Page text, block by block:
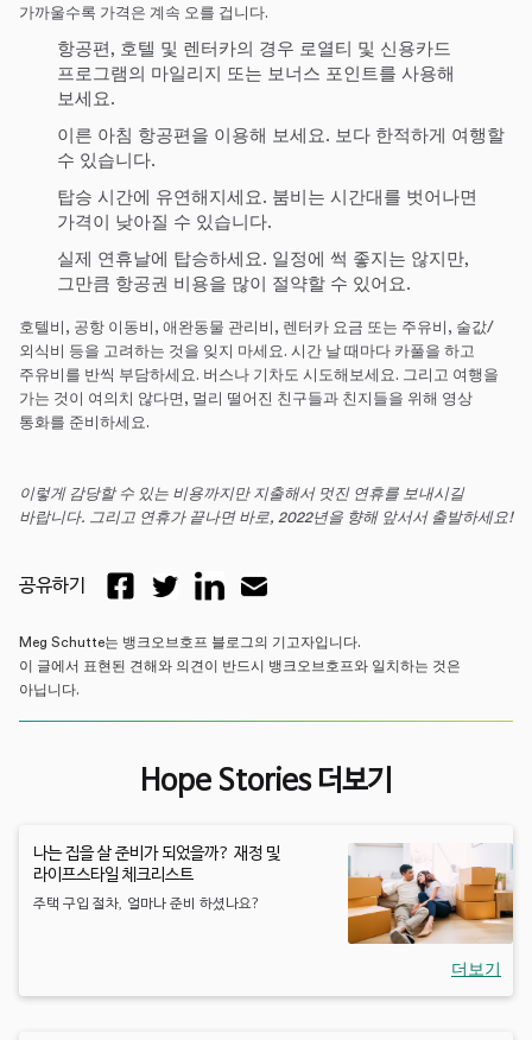
가까울수록 가격은 계속 오를 겁니다.
항공편, 호텔 및 렌터카의 경우 로열티 및 신용카드
프로그램의 마일리지 또는 보너스 포인트를 사용해
보세요.
이른 아침 항공편을 이용해 보세요. 보다 한적하게 여행할
수 있습니다.
탑승 시간에 유연해지세요. 붐비는 시간대를 벗어나면
가격이 낮아질 수 있습니다.
실제 연휴날에 탑승하세요. 일정에 썩 좋지는 않지만,
그만큼 항공권 비용을 많이 절약할 수 있어요.
호텔비, 공항 이동비, 애완동물 관리비, 렌터카 요금 또는 주유비, 술값/
외식비 등을 고려하는 것을 잊지 마세요. 시간 날 때마다 카풀을 하고
주유비를 반씩 부담하세요. 버스나 기차도 시도해보세요. 그리고 여행을
가는 것이 여의치 않다면, 멀리 떨어진 친구들과 친지들을 위해 영상
통화를 준비하세요.
이렇게 감당할 수 있는 비용까지만 지출해서 멋진 연휴를 보내시길
바랍니다. 그리고 연휴가 끝나면 바로, 2022년을 향해 앞서서 출발하세요!
공유하기
Meg Schutte는 뱅크오브호프 블로그의 기고자입니다.
이 글에서 표현된 견해와 의견이 반드시 뱅크오브호프와 일치하는 것은
아닙니다.
Hope Stories 더보기
나는 집을 살 준비가 되었을까? 재정 및
라이프스타일 체크리스트
주택 구입 절차, 얼마나 준비 하셨나요?
더보기